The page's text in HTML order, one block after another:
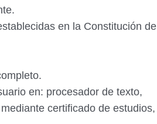
en la Constitución de
en: procesador de texto,
certificado de estudios,